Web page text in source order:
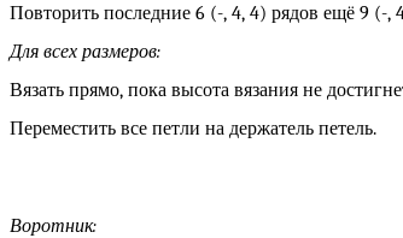
Повторить последние 6 (-, 4, 4) рядов ещё 9 (-,
Для всех размеров:
Вязать прямо, пока высота вязания не
Переместить все петли на держатель петель.
Воротник: